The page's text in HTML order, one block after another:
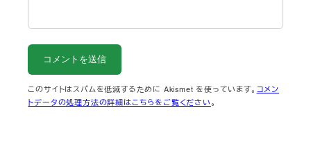
このサイトはスパムを低減するために Akismet を使っています。 コメン
トデータの処理方法の詳細はこちらをご覧ください。